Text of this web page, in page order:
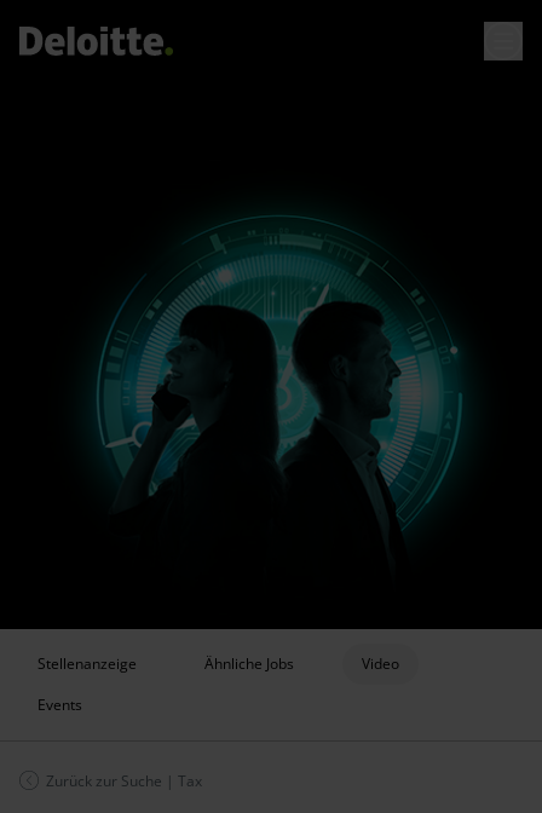
Stellenanzeige Ähnliche Jobs
Video
Events
Zurück zur Suche | Tax